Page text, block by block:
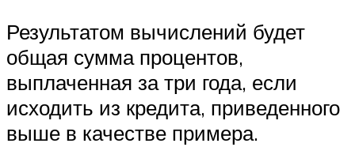
Результатом вычислений будет
общая сумма процентов,
выплаченная за три года, если
исходить из кредита, приведенного
выше в качестве примера.